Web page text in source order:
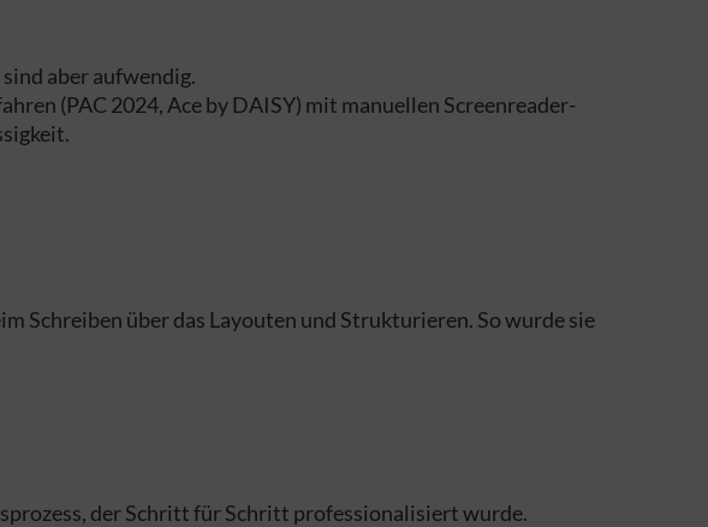
aber aufwendig.
(PAC 2024, Ace by DAISY) mit manuellen Screenreader-
Schreiben über das Layouten und Strukturieren. So wurde sie
der Schritt für Schritt professionalisiert wurde.